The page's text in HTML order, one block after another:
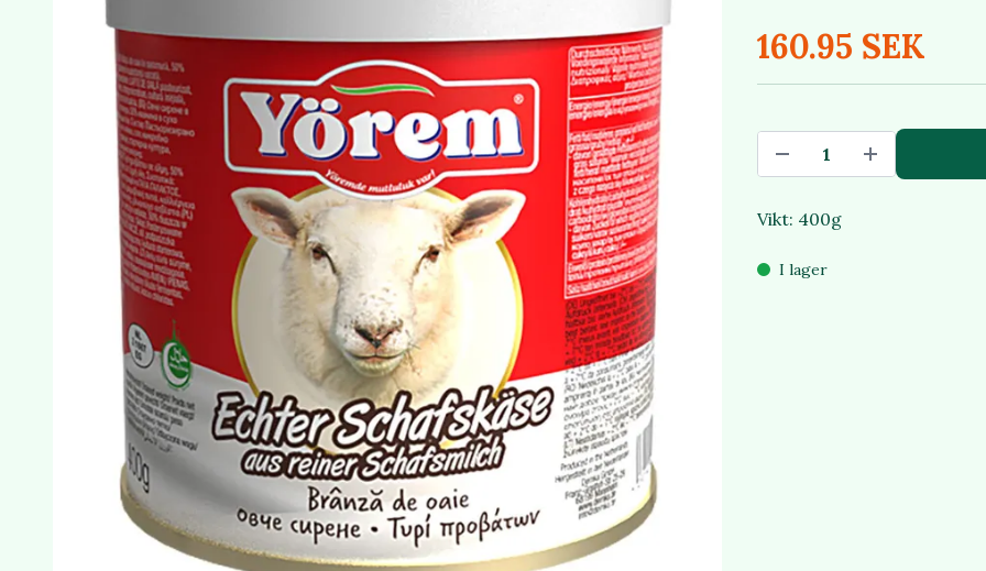
160.95 SEK
Vikt: 400g
I lager